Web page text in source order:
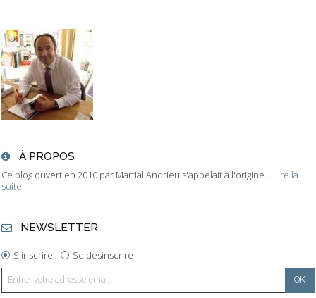
À PROPOS
Ce blog ouvert en 2010 par Martial Andrieu s'appelait à l'origine... Lire la
suite
NEWSLETTER
S'inscrire Se désinscrire